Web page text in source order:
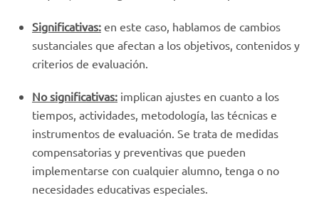
Significativas: en este caso, hablamos de cambios
sustanciales que afectan a los objetivos, contenidos y
criterios de evaluación.
No significativas: implican ajustes en cuanto a los
tiempos, actividades, metodología, las técnicas e
instrumentos de evaluación. Se trata de medidas
compensatorias y preventivas que pueden
implementarse con cualquier alumno, tenga o no
necesidades educativas especiales.